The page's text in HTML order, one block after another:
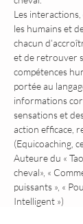
Les
les humains et
chacun
et de retrouver
compétences
portée au
informations
sensations et
action efficace,
(Equicoaching,
Auteure du «
cheval», «
puissants », «
Intelligent »)